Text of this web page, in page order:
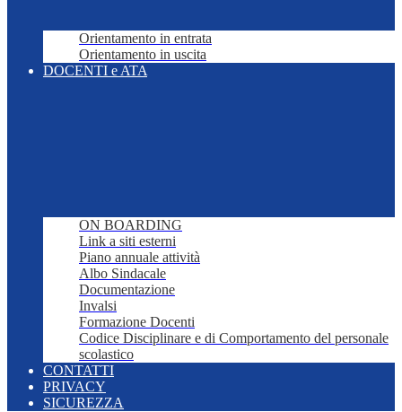
Orientamento in entrata
Orientamento in uscita
DOCENTI e ATA
ON BOARDING
Link a siti esterni
Piano annuale attività
Albo Sindacale
Documentazione
Invalsi
Formazione Docenti
Codice Disciplinare e di Comportamento del personale
scolastico
CONTATTI
PRIVACY
SICUREZZA